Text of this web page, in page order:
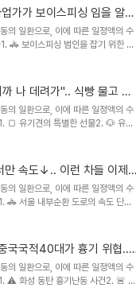
한 안타까운 교통사고를 다룹니다.
어진 물건을 줍다가 신호가 바뀐 것
덮쳐 50대 여성이 사망했습니다. 음
전 중 작은 부주의가 얼마나 큰 비극
례입니다. 경찰은 운전자를 교통사
의 일환으로, 이에 따른 일정액의 수
🚓 보이스피싱 범인을 잡기 위한 기
러운 연락3. 🏦 사업가의 촉과 대응
기지 로 보이스피싱범죄를 막고
룬 뉴스입니다. 신용보증재단대출을
는 교묘한 수법에, 촉을 발휘한 사업
보험사에 직접 확인, 보이스피싱임
복 경찰과 함께 보이스피싱 현금 수
나 데려가".. 식빵 물고 온
의 일환으로, 이에 따른 일정액의 수
🍞 유기견의 특별한 선물2. 🐶 유기
의 건강 상태4. 🐶 유기견의 특별
게 빵을 선물하며 도움을 요청한 감
빈혈과 진드기 열병으로 건강이 심각
족을 찾게 된 유기견의 사연은 깊은
동물들이 처한 불행한 현실을 다시
대한 이해와 compassion을 배울
만 속도↓.. 이런 차들 이제
의 일환으로, 이에 따른 일정액의 수
🚓 서울 내부순환 도로의 속도 단속
동 방식3. 🚓 상시 단속 가능성4. 🚦
단속 방식에 대한 KBS 뉴스 보도입
메라를 통해 과속, 난폭 운전, 끼어들
시간 상시 단속할 수 있습니다. 특
단속이 가능하여 효율성을 높였습니
고를 예방하기 위해 서울 주요 도로
국국적40대가 흉기 위협..
의 일환으로, 이에 따른 일정액의 수
⚠️ 화성 동탄 흉기난동 사건2. 🚨 화
3. 🚨 취객의 흉기 위협 사건 개요4.